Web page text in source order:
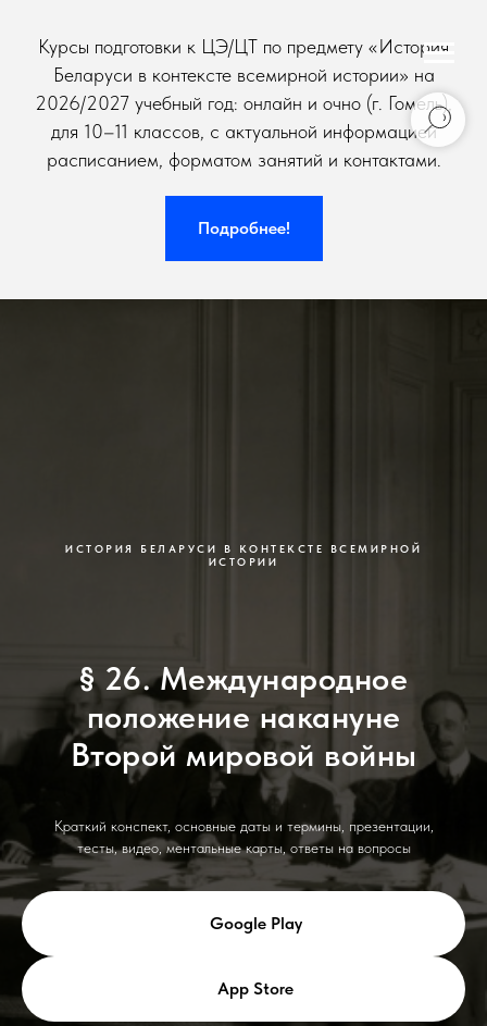
Курсы подготовки к ЦЭ/ЦТ по предмету «История
Беларуси в контексте всемирной истории» на
2026/2027 учебный год: онлайн и очно (г. Гомель),
для 10–11 классов, с актуальной информацией
расписанием, форматом занятий и контактами.
Подробнее!
ИСТОРИЯ БЕЛАРУСИ В КОНТЕКСТЕ ВСЕМИРНОЙ
ИСТОРИИ
§ 26. Международное
положение накануне
Второй мировой войны
Краткий конспект, основные даты и термины, презентации,
тесты, видео, ментальные карты, ответы на вопросы
Google Play
App Store